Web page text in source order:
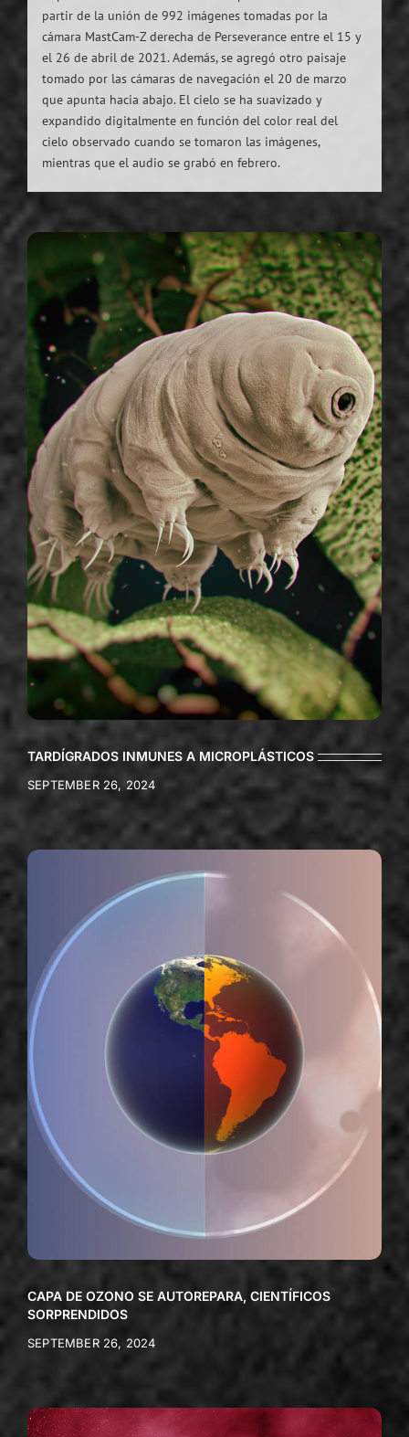
partir de la unión de 992 imágenes tomadas por la
cámara MastCam-Z derecha de Perseverance entre el 15 y
el 26 de abril de 2021. Además, se agregó otro paisaje
tomado por las cámaras de navegación el 20 de marzo
que apunta hacia abajo. El cielo se ha suavizado y
expandido digitalmente en función del color real del
cielo observado cuando se tomaron las imágenes,
mientras que el audio se grabó en febrero.
TARDÍGRADOS INMUNES A MICROPLÁSTICOS
SEPTEMBER 26, 2024
CAPA DE OZONO SE AUTOREPARA, CIENTÍFICOS
SORPRENDIDOS
SEPTEMBER 26, 2024